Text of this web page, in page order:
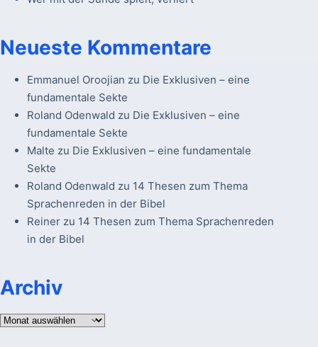
Neueste Kommentare
Emmanuel Oroojian zu Die Exklusiven – eine
fundamentale Sekte
Roland Odenwald zu Die Exklusiven – eine
fundamentale Sekte
Malte zu Die Exklusiven – eine fundamentale
Sekte
Roland Odenwald zu 14 Thesen zum Thema
Sprachenreden in der Bibel
Reinerzu 14 Thesen zum Thema Sprachenreden
in der Bibel
Archiv
Archiv